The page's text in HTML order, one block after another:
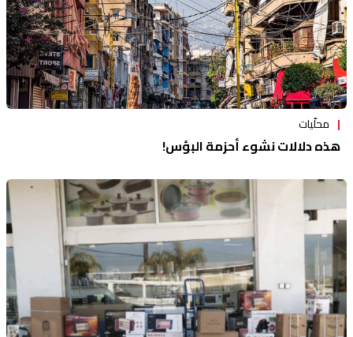
محلّيات
هذه دلالات نشوء أحزمة البؤس!